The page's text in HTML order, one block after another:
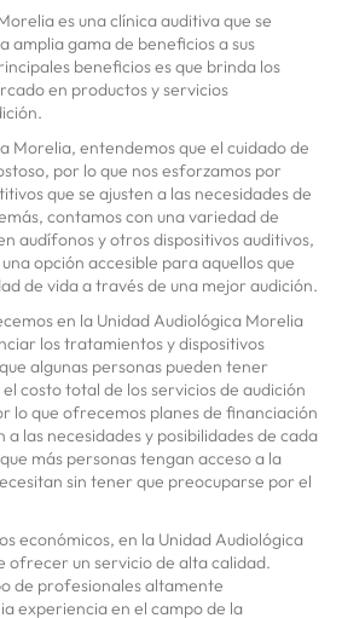
es una clínica auditiva que se
amplia gama de beneficios a sus
beneficios es que brinda los
en productos y servicios
Morelia, entendemos que el cuidado de
por lo que nos esforzamos por
que se ajusten a las necesidades de
contamos con una variedad de
audífonos y otros dispositivos auditivos,
opción accesible para aquellos que
de vida a través de una mejor audición.
en la Unidad Audiológica Morelia
los tratamientos y dispositivos
algunas personas pueden tener
costo total de los servicios de audición
lo que ofrecemos planes de financiación
a las necesidades y posibilidades de cada
más personas tengan acceso a la
sin tener que preocuparse por el
económicos, en la Unidad Audiológica
ofrecer un servicio de alta calidad.
de profesionales altamente
experiencia en el campo de la